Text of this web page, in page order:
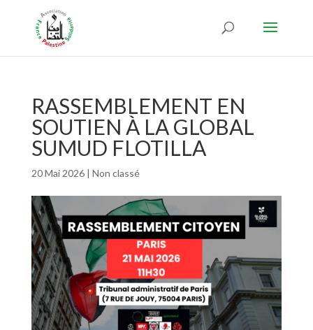
RASSEMBLEMENT EN
SOUTIEN À LA GLOBAL
SUMUD FLOTILLA
20 Mai 2026| Non classé